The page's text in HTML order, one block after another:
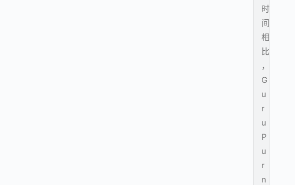
时
间
相
比
，
G
u
r
u
P
u
r
n